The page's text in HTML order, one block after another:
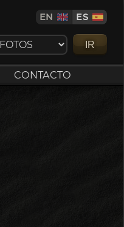
IR
CONTACTO
EN ES